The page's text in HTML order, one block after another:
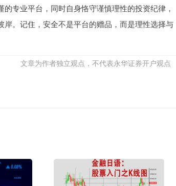
专业平台，同时自身恪守谨慎理性的投资纪律，
。记住，安全不是平台的赠品，而是理性选择与
文章为作者独立观点，不代表永华证券开户观点